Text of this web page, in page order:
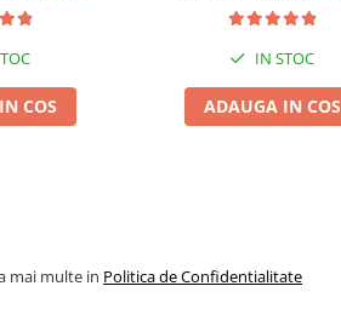
COS
IN STOC
ADAUGA IN COS
mai multe in Politica de Confidentialitate